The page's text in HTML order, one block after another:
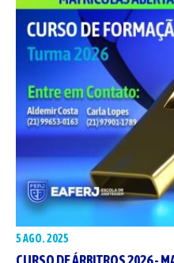
5 AGO. 2025